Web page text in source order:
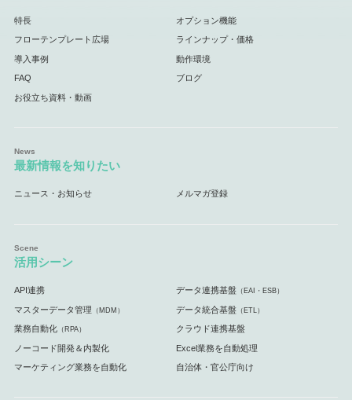
特長 オプション機能
フローテンプレート広場 ラインナップ・価格
導入事例 動作環境
FAQ ブログ
お役立ち資料・動画
最新情報を知りたい
ニュース・お知らせ メルマガ登録
活用シーン
API連携 データ連携基盤 （EAI・ESB）
マスターデータ管理 （MDM） データ統合基盤 （ETL）
業務自動化（RPA） クラウド連携基盤
ノーコード開発＆内製化 Excel業務を自動処理
マーケティング業務を自動化 自治体・官公庁向け